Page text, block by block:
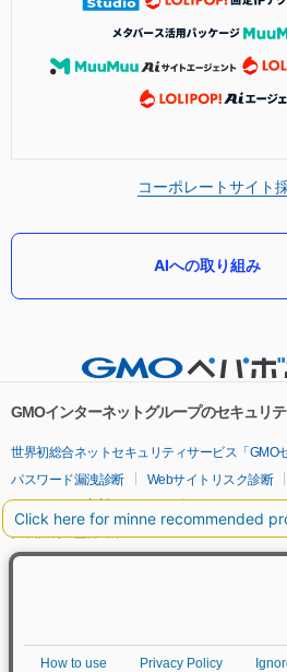
コーポレートサイト
AIへの取り組み
GMOインターネットグループのセキュリ
世界初総合ネットセキュリティサービス「GMO
パスワード漏洩診断
Webサイトリスク診断
セキュリティ相談AIチャットボット
実在証明・盗聴対策
サイバー攻撃対策（GMOサイバーセキュリティ